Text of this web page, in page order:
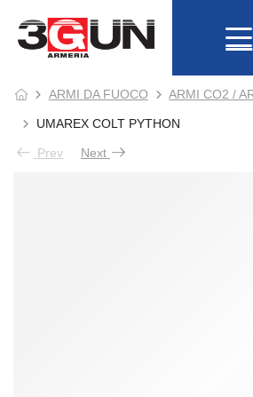
ARMI DA FUOCO ARMI CO2 /
UMAREX COLT PYTHON
Prev Next